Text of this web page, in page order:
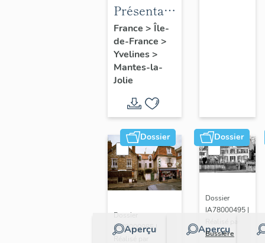
Présentation
de l'étude
France > Île-
de-France >
Yvelines>
Mantes-la-
Jolie
Dossier
Aperçu
Dossier
IA78000985 |
Dossier
Aperçu
Dossier
IA78000495 |
Bussière